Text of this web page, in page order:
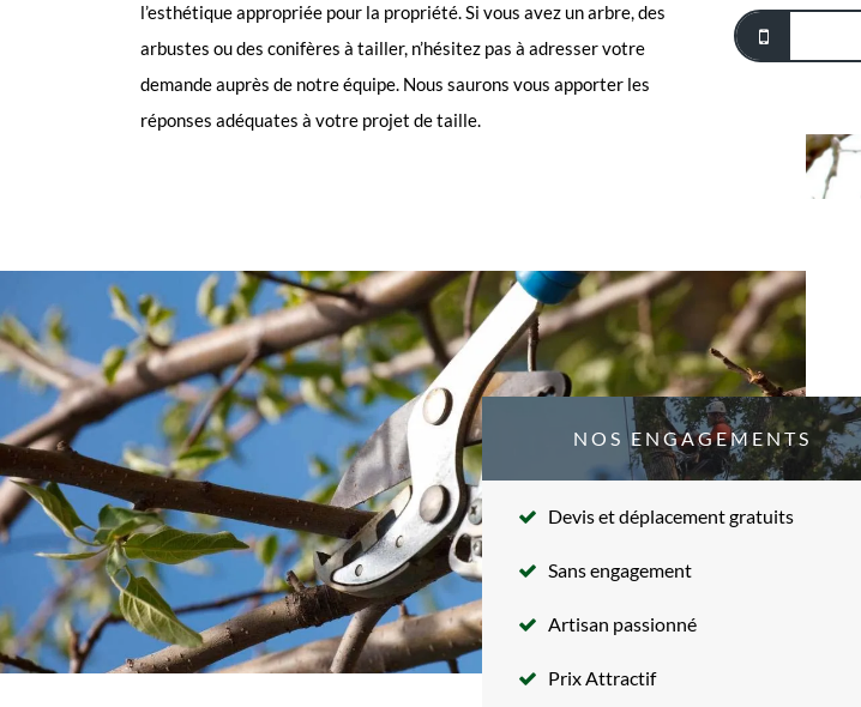
l’esthétique appropriée pour la propriété. Si vous avez un arbre, des
arbustes ou des conifères à tailler, n’hésitez pas à adresser votre
demande auprès de notre équipe. Nous saurons vous apporter les
réponses adéquates à votre projet de taille.
NOS ENGAGEMENTS
Devis et déplacement gratuits
Sans engagement
Artisan passionné
Prix Attractif